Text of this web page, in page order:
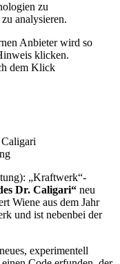
zu
analysieren.
Anbieter wird so
klicken.
dem Klick
„Kraftwerk“-
Dr. Caligari“ neu
Wiene aus dem Jahr
und ist nebenbei der
experimentell